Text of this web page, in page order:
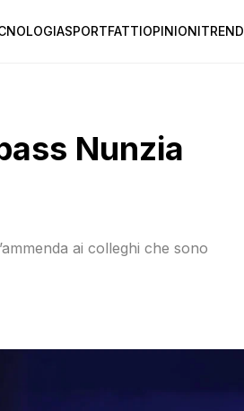
SPORTFATTIOPINIONITREND
Nunzia
ai colleghi che sono